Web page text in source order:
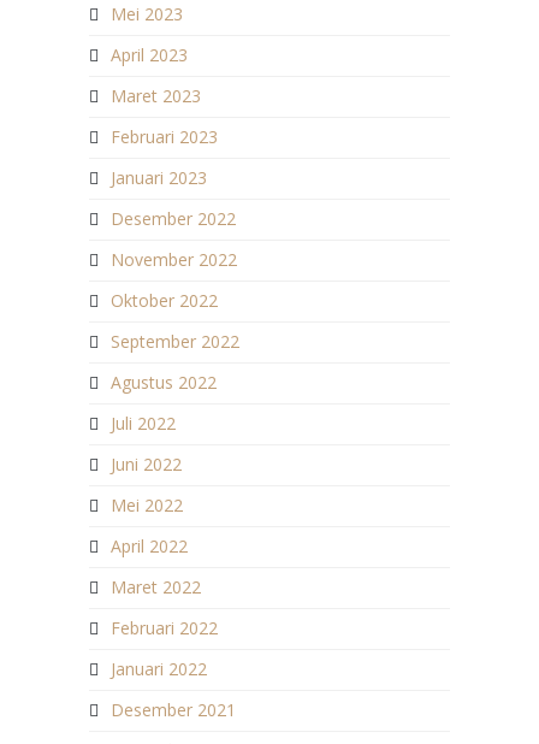
Mei 2023
April 2023
Maret 2023
Februari 2023
Januari 2023
Desember 2022
November 2022
Oktober 2022
September 2022
Agustus 2022
Juli 2022
Juni 2022
Mei 2022
April 2022
Maret 2022
Februari 2022
Januari 2022
Desember 2021